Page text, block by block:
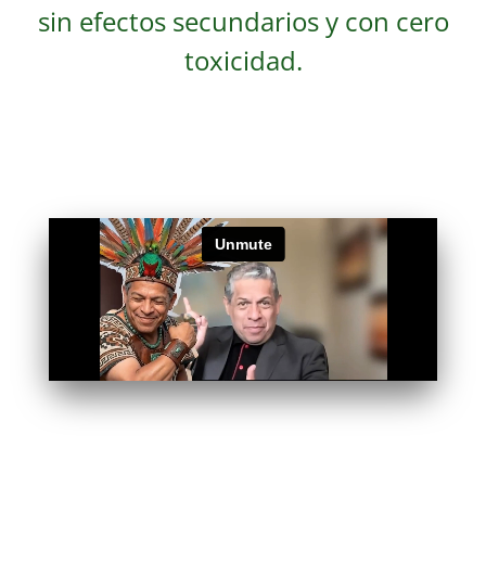
sin efectos secundarios y con cero
toxicidad.